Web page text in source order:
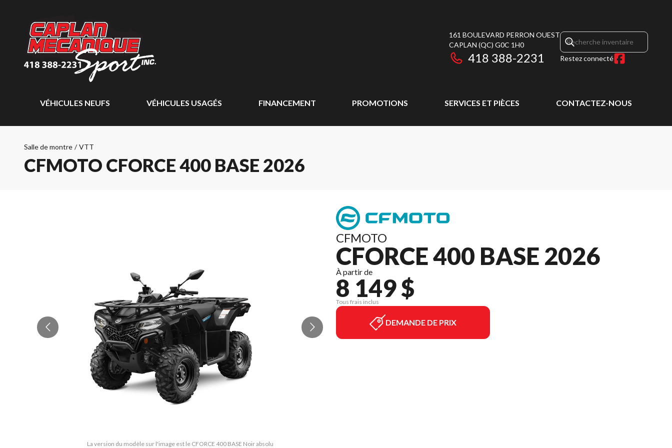
161 BOULEVARD PERRON OUEST
CAPLAN (QC) G0C 1H0
418 388-2231 Restez connecté
VÉHICULES NEUFS VÉHICULES USAGÉS FINANCEMENT PROMOTIONS SERVICES ET PIÈCES CONTACTEZ-NOUS
Salle de montre / VTT
CFMOTO CFORCE 400 BASE 2026
La version du modèle sur l'image est le CFORCE 400 BASE Noir absolu
CFMOTO
CFORCE 400 BASE 2026
À partir de
8 149 $
Tous frais inclus
DEMANDE DE PRIX